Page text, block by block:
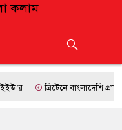
কলাম
ব্রিটেনে বাংলাদেশি প্রায় ৭